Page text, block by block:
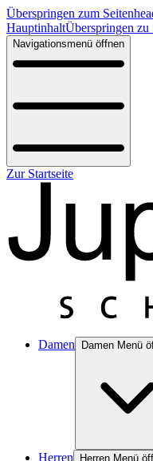
Überspringen zum
HauptinhaltÜberspringen zu
Navigationsmenü öffnen
Zur Startseite
Damen Damen Menü
Herren Herren Menü